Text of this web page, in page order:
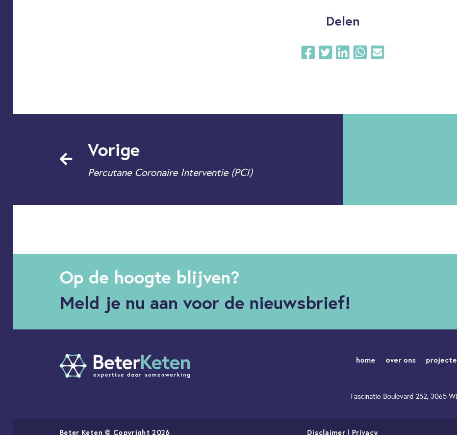
Delen
Vorige
Percutane Coronaire Interventie (PCI)
Op de hoogte blijven?
Meld je nu aan voor de nieuwsbrief!
home over ons
Fascinatio Boulevard 252, 3065
Beter Keten © Copyright 2026 Disclaimer| Privacy